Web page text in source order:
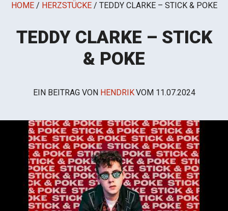
HOME / HERZSTÜCKE / TEDDY CLARKE – STICK & POKE
TEDDY CLARKE – STICK
& POKE
EIN BEITRAG VON HENDRIKVOM 11.07.2024